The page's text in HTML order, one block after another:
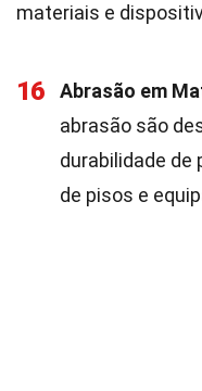
materiais e
16 Abrasão em
abrasão são
durabilidade
de pisos e